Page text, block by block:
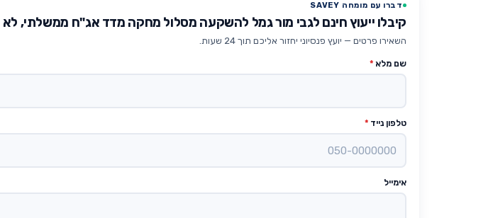
דברו עם מומחה SAVEY
קיבלו ייעוץ חינם לגבי מור גמל להשקעה מסלול מחקה מדד אג"ח ממשלתי, לא
השאירו פרטים — יועץ פנסיוני יחזור אליכם תוך 24 שעות.
שם מלא *
טלפון נייד *
אימייל